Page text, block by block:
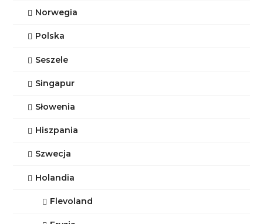
Norwegia
Polska
Seszele
Singapur
Słowenia
Hiszpania
Szwecja
Holandia
Flevoland